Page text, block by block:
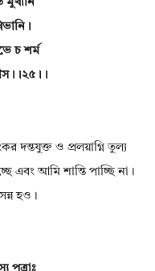
মুখানি
চ শর্ম
দন্তযুক্ত ও প্রলয়াগ্নি তুল্য
এবং আমি শান্তি পাচ্ছি না।
হও।